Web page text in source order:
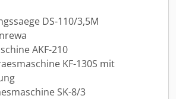
DS-110/3,5M
AKF-210
KF-130S mit
SK-8/3